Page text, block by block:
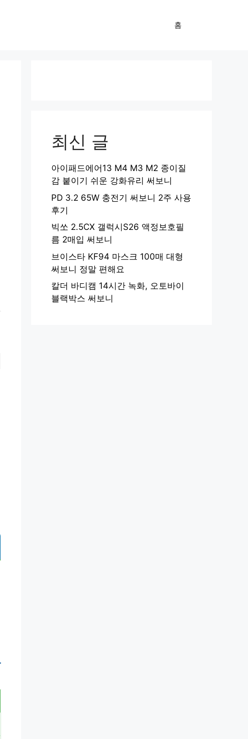
홈
최신 글
아이패드에어13 M4 M3 M2 종이질
감 붙이기 쉬운 강화유리 써보니
PD 3.2 65W 충전기 써보니 2주 사용
후기
빅쏘 2.5CX 갤럭시S26 액정보호필
름 2매입 써보니
브이스타 KF94 마스크 100매 대형
써보니 정말 편해요
칼더 바디캠 14시간 녹화, 오토바이
블랙박스 써보니